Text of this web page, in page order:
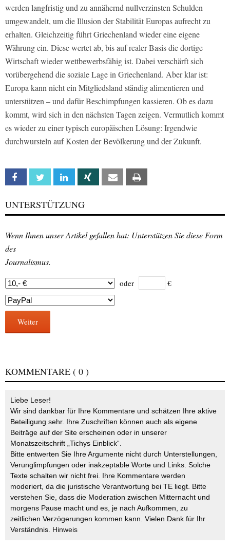
werden langfristig und zu annähernd nullverzinsten Schulden
umgewandelt, um die Illusion der Stabilität Europas aufrecht zu
erhalten. Gleichzeitig führt Griechenland wieder eine eigene
Währung ein. Diese wertet ab, bis auf realer Basis die dortige
Wirtschaft wieder wettbewerbsfähig ist. Dabei verschärft sich
vorübergehend die soziale Lage in Griechenland. Aber klar ist:
Europa kann nicht ein Mitgliedsland ständig alimentieren und
unterstützen – und dafür Beschimpfungen kassieren. Ob es dazu
kommt, wird sich in den nächsten Tagen zeigen. Vermutlich kommt
es wieder zu einer typisch europäischen Lösung: Irgendwie
durchwursteln auf Kosten der Bevölkerung und der Zukunft.
Facebook Twitter Linkedin Xing Email
UNTERSTÜTZUNG
Wenn Ihnen unser Artikel gefallen hat: Unterstützen Sie diese Form
des
Journalismus.
oder €
Weiter
KOMMENTARE ( 0 )
Liebe Leser!
Wir sind dankbar für Ihre Kommentare und schätzen Ihre aktive
Beteiligung sehr. Ihre Zuschriften können auch als eigene
Beiträge auf der Site erscheinen oder in unserer
Monatszeitschrift „Tichys Einblick“.
Bitte entwerten Sie Ihre Argumente nicht durch Unterstellungen,
Verunglimpfungen oder inakzeptable Worte und Links. Solche
Texte schalten wir nicht frei. Ihre Kommentare werden
moderiert, da die juristische Verantwortung bei TE liegt. Bitte
verstehen Sie, dass die Moderation zwischen Mitternacht und
morgens Pause macht und es, je nach Aufkommen, zu
zeitlichen Verzögerungen kommen kann. Vielen Dank für Ihr
Verständnis. Hinweis